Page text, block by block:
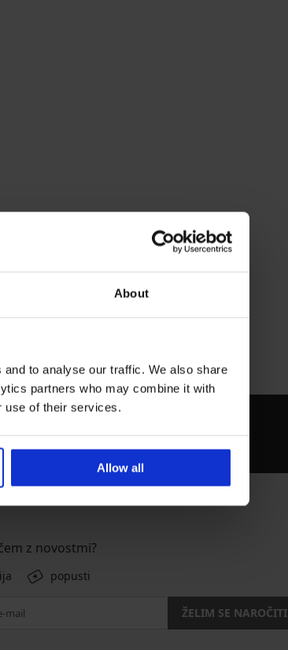
About
to analyse our traffic. We also share
partners who may combine it with
use of their services.
Allow all
z novostmi?
popusti
ŽELIM SE NAROČITI